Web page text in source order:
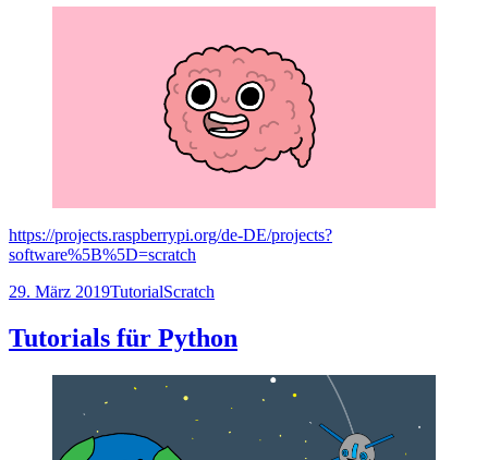
https://projects.raspberrypi.org/de-DE/projects?
software%5B%5D=scratch
Veröffentlicht
29. März 2019Kategorien
TutorialSchlagwörter
Scratch
Tutorials für Python